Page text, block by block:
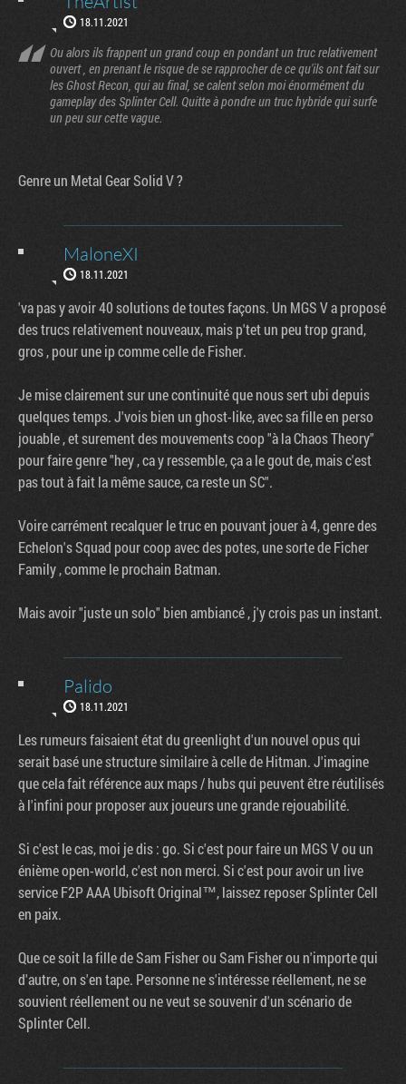
18.11.2021
Ou alors ils frappent un grand coup en pondant un truc relativement
ouvert , en prenant le risque de se rapprocher de ce qu'ils ont fait sur
les Ghost Recon, qui au final, se calent selon moi énormément du
gameplay des Splinter Cell. Quitte à pondre un truc hybride qui surfe
un peu sur cette vague.
Genre un Metal Gear Solid V ?
MaloneXI
18.11.2021
'va pas y avoir 40 solutions de toutes façons. Un MGS V a proposé
des trucs relativement nouveaux, mais p'tet un peu trop grand,
gros , pour une ip comme celle de Fisher.
Je mise clairement sur une continuité que nous sert ubi depuis
quelques temps. J'vois bien un ghost-like, avec sa fille en perso
jouable , et surement des mouvements coop "à la Chaos Theory"
pour faire genre "hey , ca y ressemble, ça a le gout de, mais c'est
pas tout à fait la même sauce, ca reste un SC".
Voire carrément recalquer le truc en pouvant jouer à 4, genre des
Echelon's Squad pour coop avec des potes, une sorte de Ficher
Family , comme le prochain Batman.
Mais avoir "juste un solo" bien ambiancé , j'y crois pas un instant.
Palido
18.11.2021
Les rumeurs faisaient état du greenlight d'un nouvel opus qui
serait basé une structure similaire à celle de Hitman. J'imagine
que cela fait référence aux maps / hubs qui peuvent être réutilisés
à l'infini pour proposer aux joueurs une grande rejouabilité.
Si c'est le cas, moi je dis : go. Si c'est pour faire un MGS V ou un
énième open-world, c'est non merci. Si c'est pour avoir un live
service F2P AAA Ubisoft Original™, laissez reposer Splinter Cell
en paix.
Que ce soit la fille de Sam Fisher ou Sam Fisher ou n'importe qui
d'autre, on s'en tape. Personne ne s'intéresse réellement, ne se
souvient réellement ou ne veut se souvenir d'un scénario de
Splinter Cell.